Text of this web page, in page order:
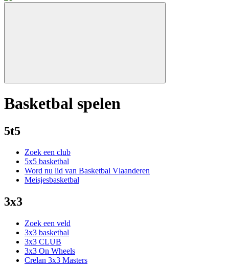
Basketbal spelen
5t5
Zoek een club
5x5 basketbal
Word nu lid van Basketbal Vlaanderen
Meisjesbasketbal
3x3
Zoek een veld
3x3 basketbal
3x3 CLUB
3x3 On Wheels
Crelan 3x3 Masters